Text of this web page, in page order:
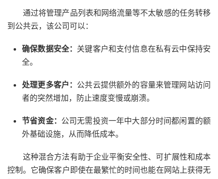
通过将管理产品列表和网络流量等不太敏感的任务转移
到公共云，该公司可以：
确保数据安全： 关键客户和支付信息在私有云中保持安
全。
处理更多客户： 公共云提供额外的容量来管理网站访问
者的突然增加，防止速度变慢或崩溃。
节省资金： 公司无需投资一年中大部分时间都闲置的额
外基础设施，从而降低成本。
这种混合方法有助于企业平衡安全性、可扩展性和成本
控制。它确保客户即使在最繁忙的时间也能在网站上获得无